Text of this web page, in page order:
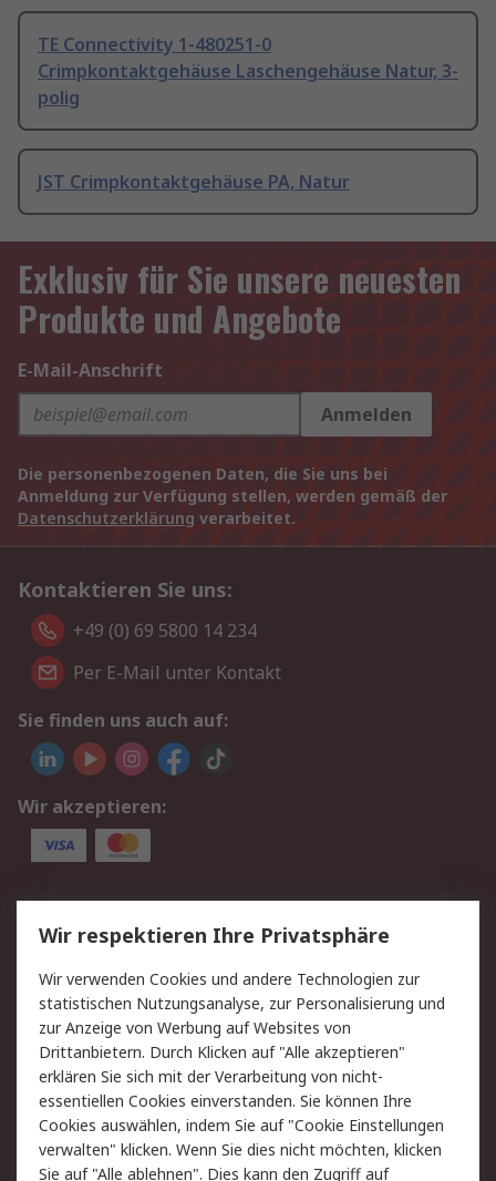
TE Connectivity 1-480251-0
Crimpkontaktgehäuse Laschengehäuse Natur, 3-
polig
JST Crimpkontaktgehäuse PA, Natur
Exklusiv für Sie unsere neuesten
Produkte und Angebote
E-Mail-Anschrift
Anmelden
Die personenbezogenen Daten, die Sie uns bei
Anmeldung zur Verfügung stellen, werden gemäß der
Datenschutzerklärung verarbeitet.
Kontaktieren Sie uns:
+49 (0) 69 5800 14 234
Per E-Mail unter Kontakt
Sie finden uns auch auf:
Wir akzeptieren:
Service
Value Added Services
Lieferlösungen
Rücksendungen
Kontakt
Hilfe
Privatkunden
Rechtliches
AGB
Datenschutz
Cookie-Richtlinie
Zahlungsbedingungen
Copyright/Impressum
Entsorgung
Wir respektieren Ihre Privatsphäre
Wir verwenden Cookies und andere Technologien zur
statistischen Nutzungsanalyse, zur Personalisierung und
zur Anzeige von Werbung auf Websites von
Drittanbietern. Durch Klicken auf "Alle akzeptieren"
erklären Sie sich mit der Verarbeitung von nicht-
essentiellen Cookies einverstanden. Sie können Ihre
Cookies auswählen, indem Sie auf "Cookie Einstellungen
verwalten" klicken. Wenn Sie dies nicht möchten, klicken
Sie auf "Alle ablehnen". Dies kann den Zugriff auf